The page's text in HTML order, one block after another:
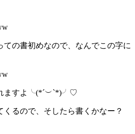
ての書初めなので、なんでこの字に
ますよ╰(*´︶`*)╯♡
くるので、そしたら書くかなー？